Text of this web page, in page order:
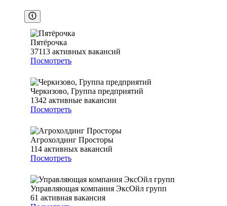
Пятёрочка
37113 активных вакансий
Посмотреть
Черкизово, Группа предприятий
1342 активные вакансии
Посмотреть
Агрохолдинг Просторы
114 активных вакансий
Посмотреть
Управляющая компания ЭксОйл групп
61 активная вакансия